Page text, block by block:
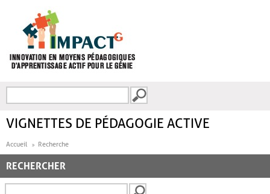
FORMULAIRE DE
VIGNETTES DE PÉDAGOGIE ACTIVE
Accueil Recherche
RECHERCHER